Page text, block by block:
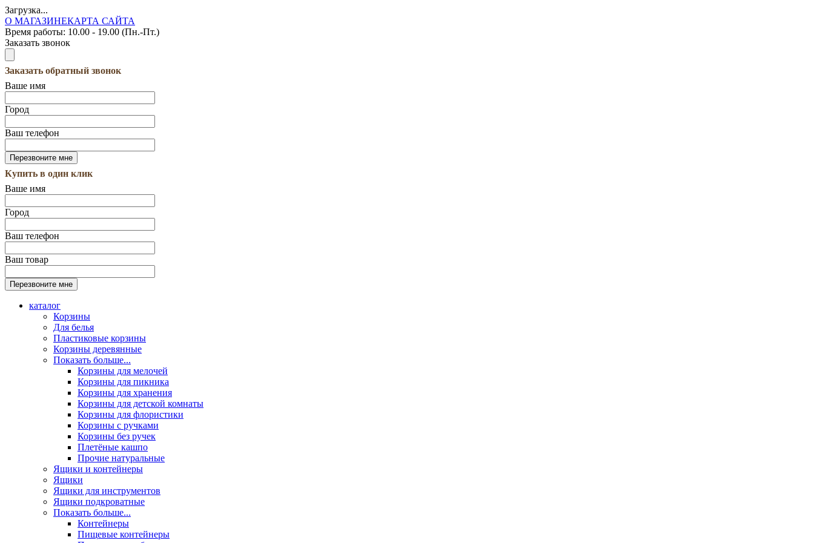
Загрузка...
О МАГАЗИНЕКАРТА САЙТА
Время работы: 10.00 - 19.00 (Пн.-Пт.)
Заказать звонок
Заказать обратный звонок
Ваше имя
Город
Ваш телефон
Купить в один клик
Ваше имя
Город
Ваш телефон
Ваш товар
каталог
Корзины
Для белья
Пластиковые корзины
Корзины деревянные
Показать больше...
Корзины для мелочей
Корзины для пикника
Корзины для хранения
Корзины для детской комнаты
Корзины для флористики
Корзины с ручками
Корзины без ручек
Плетёные кашпо
Прочие натуральные
Ящики и контейнеры
Ящики
Ящики для инструментов
Ящики подкроватные
Показать больше...
Контейнеры
Пищевые контейнеры